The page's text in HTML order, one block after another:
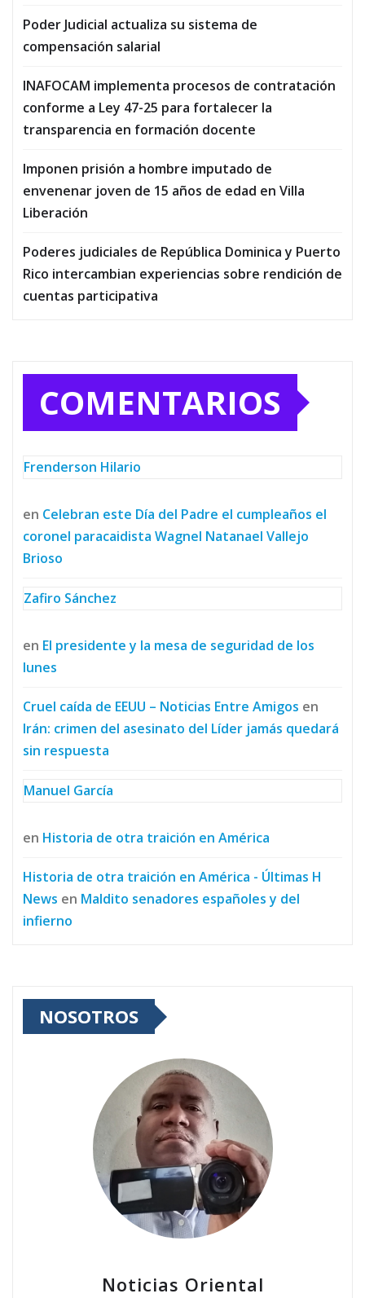
Poder Judicial actualiza su sistema de
compensación salarial
INAFOCAM implementa procesos de contratación
conforme a Ley 47-25 para fortalecer la
transparencia en formación docente
Imponen prisión a hombre imputado de
envenenar joven de 15 años de edad en Villa
Liberación
Poderes judiciales de República Dominica y Puerto
Rico intercambian experiencias sobre rendición de
cuentas participativa
COMENTARIOS
Frenderson Hilario
en Celebran este Día del Padre el cumpleaños el
coronel paracaidista Wagnel Natanael Vallejo
Brioso
Zafiro Sánchez
en El presidente y la mesa de seguridad de los
lunes
Cruel caída de EEUU – Noticias Entre Amigos en
Irán: crimen del asesinato del Líder jamás quedará
sin respuesta
Manuel García
en Historia de otra traición en América
Historia de otra traición en América - Últimas H
News en Maldito senadores españoles y del
infierno
NOSOTROS
Noticias Oriental